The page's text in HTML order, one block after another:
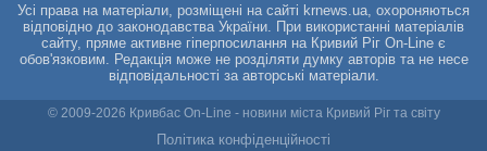
Усі права на матеріали, розміщені на сайті krnews.ua, охороняються
відповідно до законодавства України. При використанні матеріалів
сайту, пряме активне гіперпосилання на Кривий Ріг On-Line є
обов'язковим. Редакція може не розділяти думку авторів та не несе
відповідальності за авторські матеріали.
© 2009-2026 Кривбас On-Line - новини міста Кривий Ріг та світу
Політика конфіденційності